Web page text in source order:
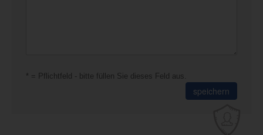
* = Pflichtfeld - bitte füllen Sie dieses Feld aus.
speichern